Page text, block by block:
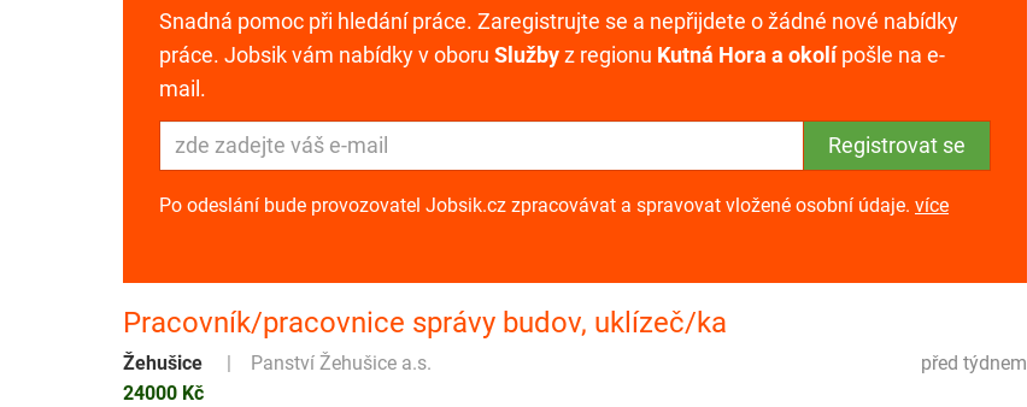
Snadná pomoc při hledání práce. Zaregistrujte se a nepřijdete o žádné nové nabídky
práce. Jobsik vám nabídky v oboru Službyz regionu Kutná Hora a okolípošle na e-
mail.
Po odeslání bude provozovatel Jobsik.cz zpracovávat a spravovat vložené osobní údaje. více
Pracovník/pracovnice správy budov, uklízeč/ka
před týdnem
Žehušice
Panství Žehušice a.s.
24000 Kč